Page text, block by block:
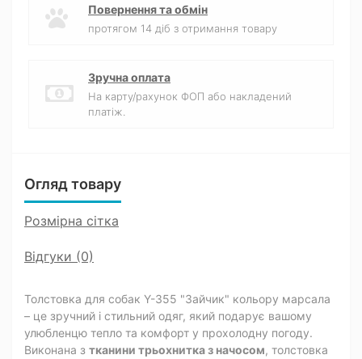
Повернення та обмін
протягом 14 діб з отримання товару
Зручна оплата
На карту/рахунок ФОП або накладений
платіж.
Огляд товару
Розмірна сітка
Відгуки (0)
Толстовка для собак Y-355 "Зайчик" кольору марсала
– це зручний і стильний одяг, який подарує вашому
улюбленцю тепло та комфорт у прохолодну погоду.
Виконана з тканини трьохнитка з начосом, толстовка